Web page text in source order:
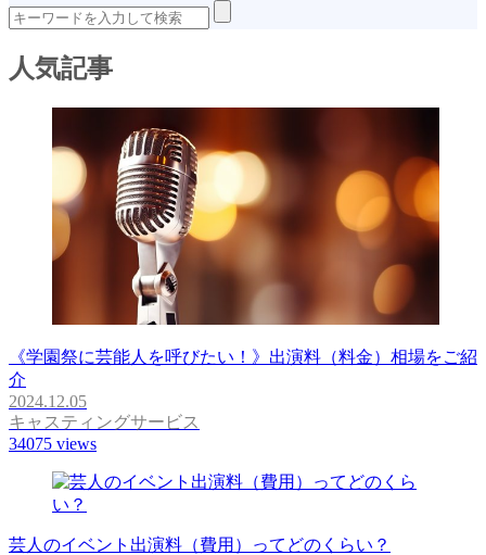
人気記事
《学園祭に芸能人を呼びたい！》出演料（料金）相場をご紹
介
2024.12.05
キャスティングサービス
34075 views
芸人のイベント出演料（費用）ってどのくらい？